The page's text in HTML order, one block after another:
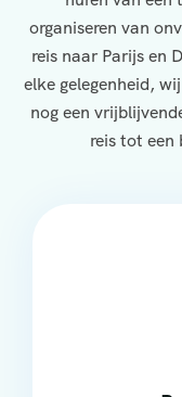
organiseren van
reis naar Parijs en
elke gelegenheid,
nog een
reis tot een